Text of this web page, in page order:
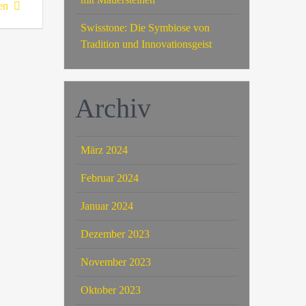
Swisstone: Die Symbiose von
Tradition und Innovationsgeist
Archiv
März 2024
Februar 2024
Januar 2024
Dezember 2023
November 2023
Oktober 2023